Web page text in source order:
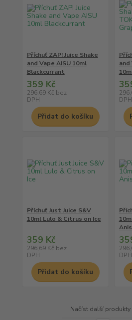
Příchuť ZAP! Juice Shake
and Vape AISU 10ml
Blackcurrant
359 Kč
296,69 Kč bez
DPH
Přidat do košíku
and
DPH
Příchuť Just Juice S&V
10ml Lulo & Citrus on Ice
359 Kč
296,69 Kč bez
DPH
Přidat do košíku
DPH
Načíst další produkty